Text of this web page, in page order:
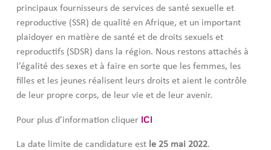
principaux fournisseurs de services de santé sexuelle et
reproductive (SSR) de qualité en Afrique, et un important
plaidoyer en matière de santé et de droits sexuels et
reproductifs (SDSR) dans la région. Nous restons attachés à
l’égalité des sexes et à faire en sorte que les femmes, les
filles et les jeunes réalisent leurs droits et aient le contrôle
de leur propre corps, de leur vie et de leur avenir.
Pour plus d’information cliquer ICI
La date limite de candidature est le 25 mai 2022.